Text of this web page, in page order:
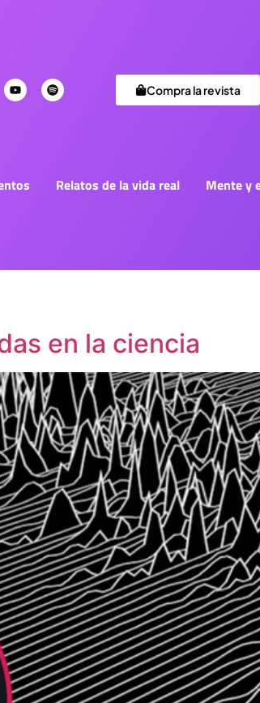
Compra la revista
Relatos de la vida real Mente y
en la ciencia